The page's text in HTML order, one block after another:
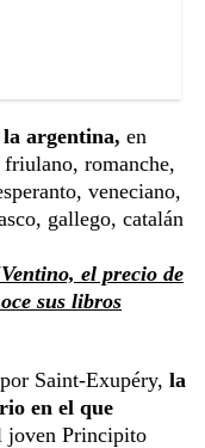
argentina, en
romanche,
veneciano,
gallego, catalán
el precio de
sus libros
Saint-Exupéry, la
en el que
joven Principito